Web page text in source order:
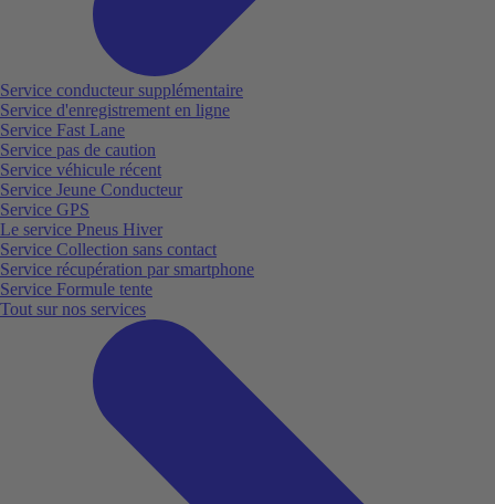
Service conducteur supplémentaire
Service d'enregistrement en ligne
Service Fast Lane
Service pas de caution
Service véhicule récent
Service Jeune Conducteur
Service GPS
Le service Pneus Hiver
Service Collection sans contact
Service récupération par smartphone
Service Formule tente
Tout sur nos services